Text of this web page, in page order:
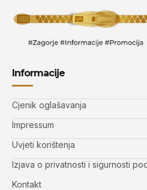
Informacije
Cjenik oglašavanja
Impressum
Uvjeti korištenja
Izjava o privatnosti i sigurnosti
Kontakt